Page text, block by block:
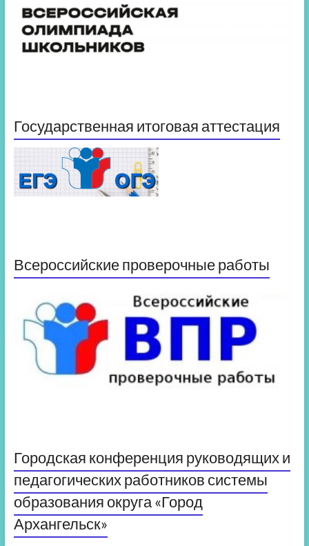
Государственная итоговая аттестация
Всероссийские проверочные работы
Городская конференция руководящих и
педагогических работников системы
образования округа «Город
Архангельск»